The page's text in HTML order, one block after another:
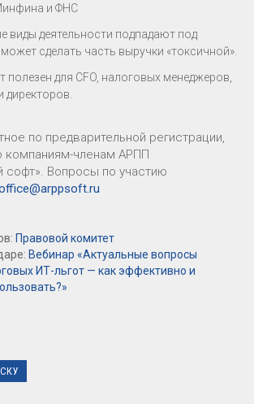
и ФНС
виды деятельности подпадают под
сделать часть выручки «токсичной».
полезен для CFO, налоговых менеджеров,
директоров.
по предварительной регистрации,
компаниям-членам АРПП
софт». Вопросы по участию
Правовой комитет
Вебинар «Актуальные вопросы
ИТ-льгот — как эффективно и